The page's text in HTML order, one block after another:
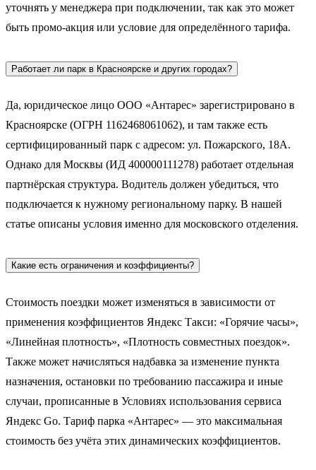
уточнять у менеджера при подключении, так как это может
быть промо-акция или условие для определённого тарифа.
Работает ли парк в Красноярске и других городах?
Да, юридическое лицо ООО «Антарес» зарегистрировано в
Красноярске (ОГРН 1162468061062), и там также есть
сертифицированный парк с адресом: ул. Пожарского, 18А.
Однако для Москвы (ИД 400000111278) работает отдельная
партнёрская структура. Водитель должен убедиться, что
подключается к нужному региональному парку. В нашей
статье описаны условия именно для московского отделения.
Какие есть ограничения и коэффициенты?
Стоимость поездки может изменяться в зависимости от
применения коэффициентов Яндекс Такси: «Горячие часы»,
«Линейная плотность», «Плотность совместных поездок».
Также может начисляться надбавка за изменение пункта
назначения, остановки по требованию пассажира и иные
случаи, прописанные в Условиях использования сервиса
Яндекс Go. Тариф парка «Антарес» — это максимальная
стоимость без учёта этих динамических коэффициентов.